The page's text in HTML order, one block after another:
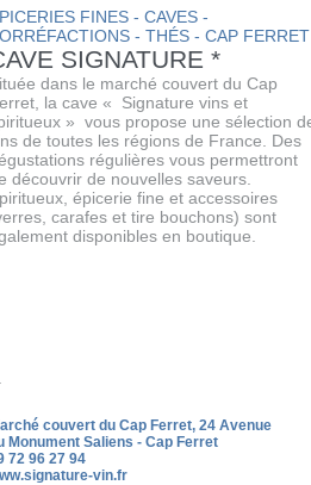
FINES - CAVES -
- THÉS - CAP FERRET
SIGNATURE *
dans le marché couvert du Cap
la cave « Signature vins et
» vous propose une sélection
de toutes les régions de France. Des
régulières vous permettront
découvrir de nouvelles saveurs.
épicerie fine et accessoires
carafes et tire bouchons) sont
disponibles en boutique.
couvert du Cap Ferret, 24 Avenue
Monument Saliens - Cap Ferret
72 96 27 94
vin.fr